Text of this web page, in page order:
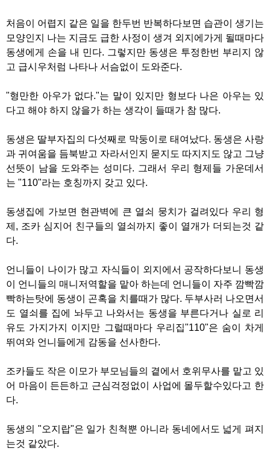
처음이 어렵지 같은 일을 한두번 반복하다보면 습관이 생기는
모양인지 나는 지금도 급한 사정이 생겨 외지에가게 될때마다
동생에게 손을 내 민다. 그렇지만 동생은 투정한번 부리지 않
고 급시우처럼 나타나 서슴없이 도와준다.
"형만한 아우가 없다."는 말이 있지만 형보다 나은 아우는 있
다고 해야 하지 않을가 하는 생각이 들때가 참 많다.
동생은 딸부자집의 다섯째로 막둥이로 태여났다. 동생은 사랑
과 귀여움을 듬북받고 자라서인지 묻지도 따지지도 않고 그냥
선뜻이 남을 도와주는 성미다. 그래서 우리 형제들 가운데서
는 "110"라는 호칭까지 갖고 있다.
동생집에 가보면 현관벽에 큰 열쇠 뭉치가 걸려있다 우리 형
제, 조카 심지어 친구들의 열쇠까지 좋이 열개가 더되는것 같
다.
언니들이 나이가 많고 자식들이 외지에서 공작하다보니 동생
이 언니들의 매니저역할을 맡아 하는데 언니들이 자주 깜빡깜
빡하는탓에 동생이 곤혹을 치를때가 많다. 두부사러 나오면서
도 열쇠를 집에 놔두고 나와서는 동생을 부른다거나 실로 리
유도 가지가지 이지만 그럴때마다 우리집"110"은 숨이 차게
뛰여와 언니들에게 감동을 선사한다.
조카들도 작은 이모가 부모님들의 곁에서 호위무사를 맡고 있
어 마음이 든든하고 근심걱정없이 사업에 몰두할수있다고 한
다.
동생의 "오지랍"은 일가 친척뿐 아니라 동네에서도 넓게 펴지
는것 같았다.